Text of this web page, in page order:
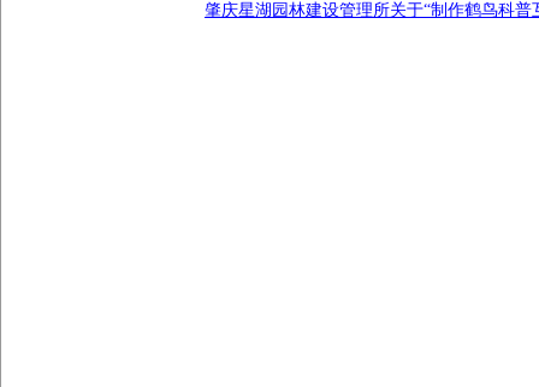
肇庆星湖园林建设管理所关于“制作鹤鸟科